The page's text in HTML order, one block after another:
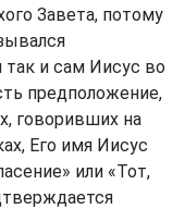
Завета, потому
так и сам Иисус во
предположение,
говоривших на
Его имя Иисус
или «Тот,